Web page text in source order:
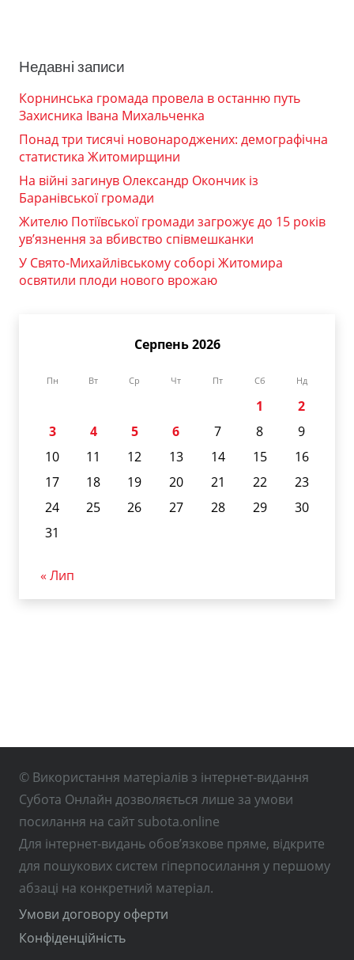
Недавні записи
Корнинська громада провела в останню путь
Захисника Івана Михальченка
Понад три тисячі новонароджених: демографічна
статистика Житомирщини
На війні загинув Олександр Окончик із
Баранівської громади
Жителю Потіївської громади загрожує до 15 років
ув’язнення за вбивство співмешканки
У Свято-Михайлівському соборі Житомира
освятили плоди нового врожаю
Серпень 2026
Пн Вт Ср Чт Пт Сб Нд
1
2
3
4 5 6 7 8
9
10
11 12 13 14 15
16
17
18 19 20 21 22
23
24
25 26 27 28 29
30
31
« Лип
© Використання матеріалів з інтернет-видання
Субота Онлайн дозволяється лише за умови
посилання на сайт subota.online
Для інтернет-видань обов’язкове пряме, відкрите
для пошукових систем гіперпосилання у першому
абзаці на конкретний матеріал.
Умови договору оферти
Конфіденційність